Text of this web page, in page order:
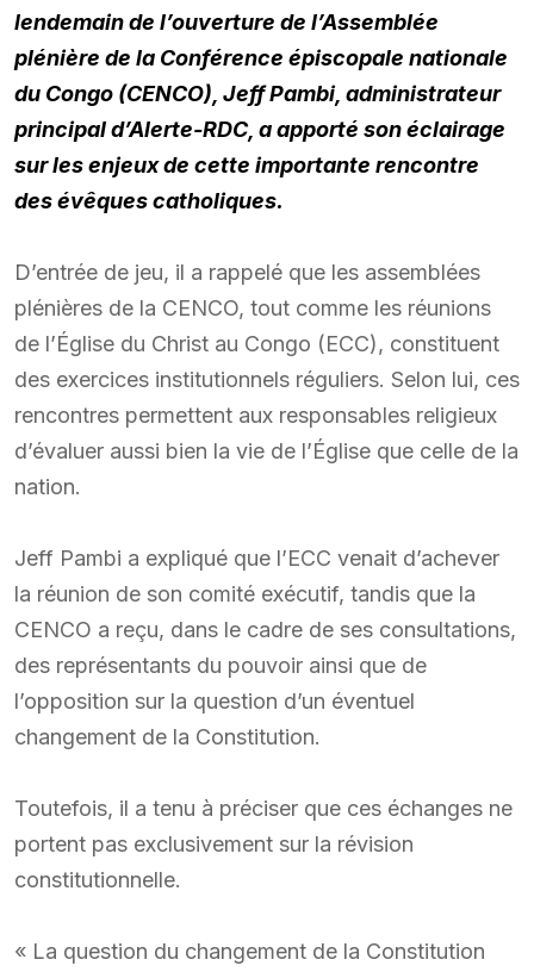
lendemain de l’ouverture de l’Assemblée
plénière de la Conférence épiscopale nationale
du Congo (CENCO), Jeff Pambi, administrateur
principal d’Alerte-RDC, a apporté son éclairage
sur les enjeux de cette importante rencontre
des évêques catholiques.
D’entrée de jeu, il a rappelé que les assemblées
plénières de la CENCO, tout comme les réunions
de l’Église du Christ au Congo (ECC), constituent
des exercices institutionnels réguliers. Selon lui, ces
rencontres permettent aux responsables religieux
d’évaluer aussi bien la vie de l’Église que celle de la
nation.
Jeff Pambi a expliqué que l’ECC venait d’achever
la réunion de son comité exécutif, tandis que la
CENCO a reçu, dans le cadre de ses consultations,
des représentants du pouvoir ainsi que de
l’opposition sur la question d’un éventuel
changement de la Constitution.
Toutefois, il a tenu à préciser que ces échanges ne
portent pas exclusivement sur la révision
constitutionnelle.
« La question du changement de la Constitution